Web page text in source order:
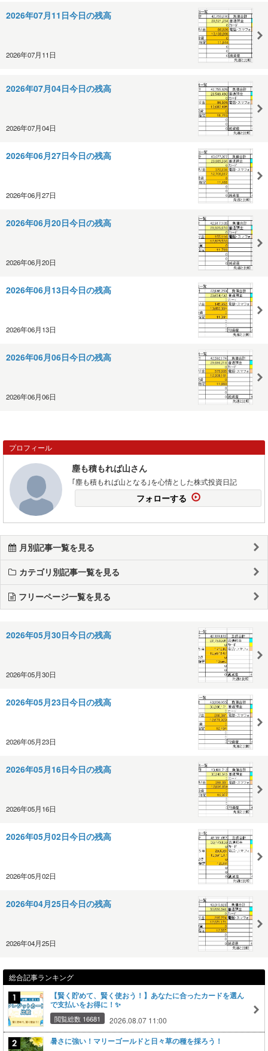
2026年07月11日今日の残高
2026年07月11日
2026年07月04日今日の残高
2026年07月04日
2026年06月27日今日の残高
2026年06月27日
2026年06月20日今日の残高
2026年06月20日
2026年06月13日今日の残高
2026年06月13日
2026年06月06日今日の残高
2026年06月06日
プロフィール
塵も積もれば山さん
｢塵も積もれば山となる｣を心情とした株式投資日記
フォローする
月別記事一覧を見る
カテゴリ別記事一覧を見る
フリーページ一覧を見る
2026年05月30日今日の残高
2026年05月30日
2026年05月23日今日の残高
2026年05月23日
2026年05月16日今日の残高
2026年05月16日
2026年05月02日今日の残高
2026年05月02日
2026年04月25日今日の残高
2026年04月25日
総合記事ランキング
【賢く貯めて、賢く使おう！】あなたに合ったカードを選ん
で支払いをお得に！✨
閲覧総数 16681 2026.08.07 11:00
暑さに強い！マリーゴールドと日々草の種を採ろう！